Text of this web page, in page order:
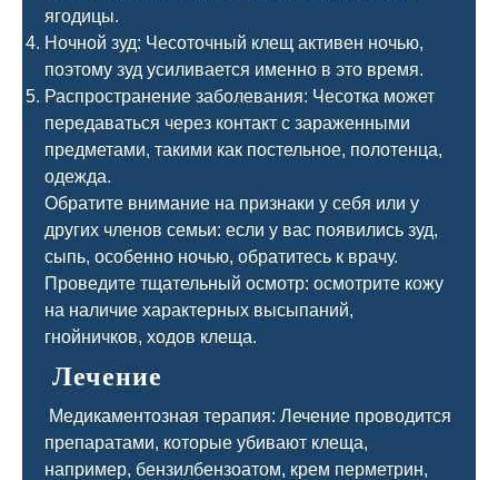
ягодицы.
Ночной зуд: Чесоточный клещ активен ночью,
поэтому зуд усиливается именно в это время.
Распространение заболевания: Чесотка может
передаваться через контакт с зараженными
предметами, такими как постельное, полотенца,
одежда.
Обратите внимание на признаки у себя или у
других членов семьи: если у вас появились зуд,
сыпь, особенно ночью, обратитесь к врачу.
Проведите тщательный осмотр: осмотрите кожу
на наличие характерных высыпаний,
гнойничков, ходов клеща.
Лечение
Медикаментозная терапия: Лечение проводится
препаратами, которые убивают клеща,
например, бензилбензоатом, крем перметрин,